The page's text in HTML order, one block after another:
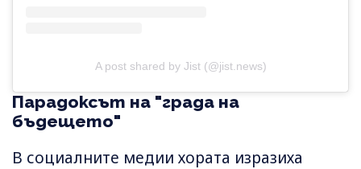
A post shared by Jist (@jist.news)
Парадоксът на "града на
бъдещето"
В социалните медии хората изразиха